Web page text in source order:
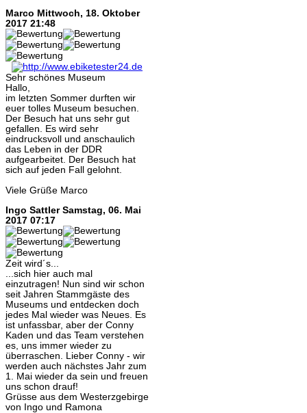
Marco Mittwoch, 18. Oktober
2017 21:48
Sehr schönes Museum
Hallo,
im letzten Sommer durften wir
euer tolles Museum besuchen.
Der Besuch hat uns sehr gut
gefallen. Es wird sehr
eindrucksvoll und anschaulich
das Leben in der DDR
aufgearbeitet. Der Besuch hat
sich auf jeden Fall gelohnt.
Viele Grüße Marco
Ingo Sattler Samstag, 06. Mai
2017 07:17
Zeit wird´s...
...sich hier auch mal
einzutragen! Nun sind wir schon
seit Jahren Stammgäste des
Museums und entdecken doch
jedes Mal wieder was Neues. Es
ist unfassbar, aber der Conny
Kaden und das Team verstehen
es, uns immer wieder zu
überraschen. Lieber Conny - wir
werden auch nächstes Jahr zum
1. Mai wieder da sein und freuen
uns schon drauf!
Grüsse aus dem Westerzgebirge
von Ingo und Ramona